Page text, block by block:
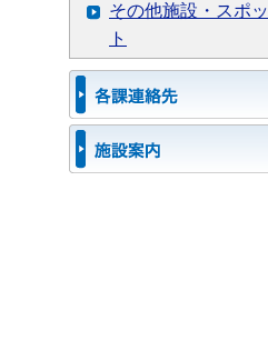
その他施設・スポッ
ト